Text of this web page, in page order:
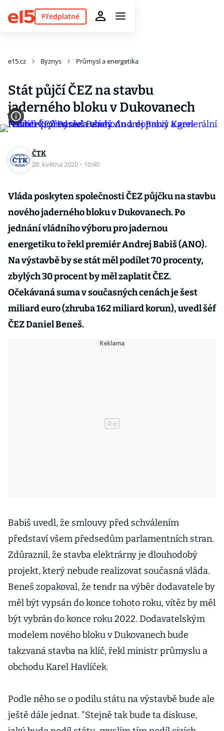
Předplatné
e15.cz Byznys Průmysl a energetika
Stát půjčí ČEZ na stavbu
jaderného bloku v Dukovanech
ČTK
28. května 2020 · 10:40
Vláda poskyten společnosti ČEZ půjčku na stavbu
nového jaderného bloku v Dukovanech. Po
jednání vládního výboru pro jadernou
energetiku to řekl premiér Andrej Babiš (ANO).
Na výstavbě by se stát měl podílet 70 procenty,
zbylých 30 procent by měl zaplatit ČEZ.
Očekávaná suma v současných cenách je šest
miliard euro (zhruba 162 miliard korun), uvedl šéf
ČEZ Daniel Beneš.
Babiš uvedl, že smlouvy před schválením
představí všem předsedům parlamentních stran.
Zdůraznil, že stavba elektrárny je dlouhodobý
projekt, který nebude realizovat současná vláda.
Beneš zopakoval, že tendr na výběr dodavatele by
měl být vypsán do konce tohoto roku, vítěz by měl
být vybrán do konce roku 2022. Dodavatelským
modelem nového bloku v Dukovanech bude
takzvaná stavba na klíč, řekl ministr průmyslu a
obchodu Karel Havlíček.
Podle něho se o podílu státu na výstavbě bude ale
ještě dále jednat. "Stejně tak bude ta diskuse,